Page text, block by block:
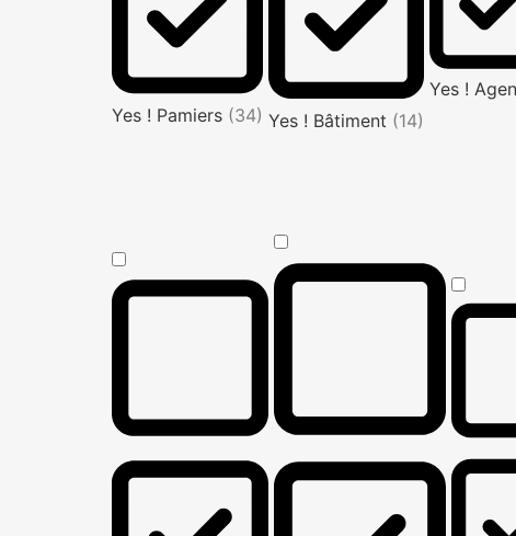
Yes ! Pamiers (34) Yes ! Bâtiment (14)
Yes ! Agen